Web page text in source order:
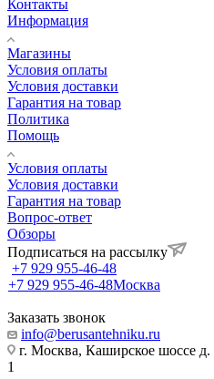
Контакты
Информация
Магазины
Условия оплаты
Условия доставки
Гарантия на товар
Политика
Помощь
Условия оплаты
Условия доставки
Гарантия на товар
Вопрос-ответ
Обзоры
Подписаться на рассылку
+7 929 955-46-48
+7 929 955-46-48Москва
Заказать звонок
info@berusantehniku.ru
г. Москва, Каширское шоссе
1